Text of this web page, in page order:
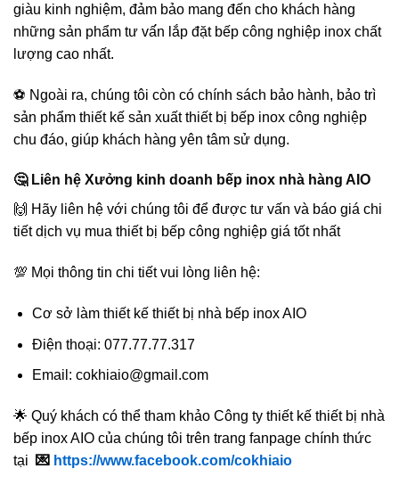
giàu kinh nghiệm, đảm bảo mang đến cho khách hàng
những sản phẩm tư vấ́n lắp đặt bếp công nghiệp inox chất
lượng cao nhất.
⚽ Ngoài ra, chúng tôi còn có chính sách bảo hành, bảo trì
sản phẩm thiết kế sản xuất thiết bị bếp inox công nghiệp
chu đáo, giúp khách hàng yên tâm sử dụng.
🤔 Liên hệ Xưởng kinh doanh bếp inox nhà hàng AIO
🙌 Hãy liên hệ với chúng tôi để được tư vấn và báo giá chi
tiết dịch vụ mua thiết bị bếp công nghiệp giá tốt nhất
💯 Mọi thông tin chi tiết vui lòng liên hệ:
Cơ sở làm thiết kế thiết bị nhà bếp inox AIO
Điện thoại: 077.77.77.317
Email: cokhiaio@gmail.com
🌟 Quý khách có thể tham khảo Công ty thiết kế thiết bị nhà
bếp inox AIO của chúng tôi trên trang fanpage chính thức
tại 💌 https://www.facebook.com/cokhiaio